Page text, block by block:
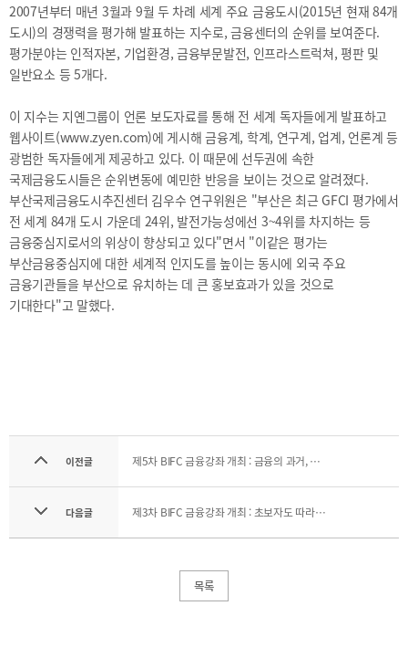
2026
2025
2024
2023
2022
2021
2020
신청
조회/
지난강좌
계획표
블로그
해양금융
60초해양금융
2007년부터 매년 3월과 9월 두 차례 세계 주요 금융도시(2015년 현재 84개
도시)의 경쟁력을 평가해 발표하는 지수로, 금융센터의 순위를 보여준다.
평가분야는 인적자본, 기업환경, 금융부문발전, 인프라스트럭쳐, 평판 및
일반요소 등 5개다.
이 지수는 지옌그룹이 언론 보도자료를 통해 전 세계 독자들에게 발표하고
웹사이트(www.zyen.com)에 게시해 금융계, 학계, 연구계, 업계, 언론계 등
광범한 독자들에게 제공하고 있다. 이 때문에 선두권에 속한
국제금융도시들은 순위변동에 예민한 반응을 보이는 것으로 알려졌다.
부산국제금융도시추진센터 김우수 연구위원은 "부산은 최근 GFCI 평가에서
전 세계 84개 도시 가운데 24위, 발전가능성에선 3~4위를 차지하는 등
금융중심지로서의 위상이 향상되고 있다"면서 "이같은 평가는
부산금융중심지에 대한 세계적 인지도를 높이는 동시에 외국 주요
금융기관들을 부산으로 유치하는 데 큰 홍보효과가 있을 것으로
기대한다"고 말했다.
이전글 제5차 BIFC 금융강좌 개최 : 금융의 과거, 현재와 미래 ? 금융이 우리 삶을 행복하게 하려면?
다음글 제3차 BIFC 금융강좌 개최 : 초보자도 따라할 수 있는 금융투자
목록